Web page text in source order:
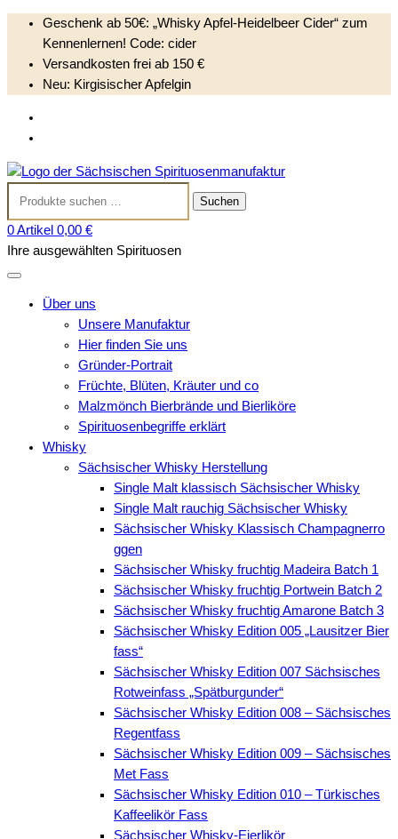
Geschenk ab 50€: „Whisky Apfel-Heidelbeer Cider“ zum
Kennenlernen! Code: cider
Versandkosten frei ab 150 €
Neu: Kirgisischer Apfelgin
p
o
c
o
n
Sächsischen
Suchen
0 Artikel 0,00 €
Ihre ausgewählten Spirituosen
Über uns
Unsere Manufaktur
Hier finden Sie uns
Gründer-Portrait
Früchte, Blüten, Kräuter und co
Malzmönch Bierbrände und Bierliköre
Spirituosenbegriffe erklärt
Whisky
Sächsischer Whisky Herstellung
Single Malt klassisch Sächsischer Whisky
Single Malt rauchig Sächsischer Whisky
Sächsischer Whisky Klassisch Champagnerro
ggen
Sächsischer Whisky fruchtig Madeira Batch 1
Sächsischer Whisky fruchtig Portwein Batch 2
Sächsischer Whisky fruchtig Amarone Batch 3
Sächsischer Whisky Edition 005 „Lausitzer Bier
fass“
Sächsischer Whisky Edition 007 Sächsisches
Rotweinfass „Spätburgunder“
Sächsischer Whisky Edition 008 – Sächsisches
Regentfass
Sächsischer Whisky Edition 009 – Sächsisches
Met Fass
Sächsischer Whisky Edition 010 – Türkisches
Kaffeelikör Fass
Sächsischer Whisky-Eierlikör